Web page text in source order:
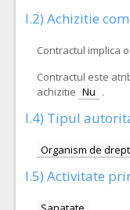
I.2) Achizitie
Contractul implica
Contractul este
achizitie Nu .
I.4) Tipul
Organism de
I.5) Activitate